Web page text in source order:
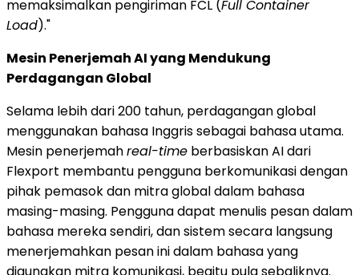
memaksimalkan pengiriman FCL (Full Container
Load)."
Mesin Penerjemah AI yang Mendukung
Perdagangan Global
Selama lebih dari 200 tahun, perdagangan global
menggunakan bahasa Inggris sebagai bahasa utama.
Mesin penerjemahreal-time berbasiskan AI dari
Flexport membantu pengguna berkomunikasi dengan
pihak pemasok dan mitra global dalam bahasa
masing-masing. Pengguna dapat menulis pesan dalam
bahasa mereka sendiri, dan sistem secara langsung
menerjemahkan pesan ini dalam bahasa yang
digunakan mitra komunikasi, begitu pula sebaliknya.